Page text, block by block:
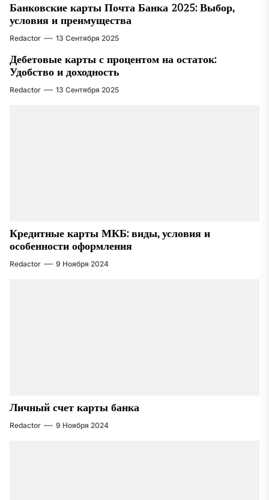
Банковские карты Почта Банка 2025: Выбор,
условия и преимущества
Redactor 13 Сентября 2025
Дебетовые карты с процентом на остаток:
Удобство и доходность
Redactor 13 Сентября 2025
Кредитные карты МКБ: виды, условия и
особенности оформления
Redactor 9 Ноября 2024
Личный счет карты банка
Redactor 9 Ноября 2024